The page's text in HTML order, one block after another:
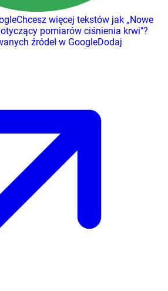
Chcesz więcej tekstów jak „Nowe
pomiarów ciśnienia krwi"?
źródeł w GoogleDodaj